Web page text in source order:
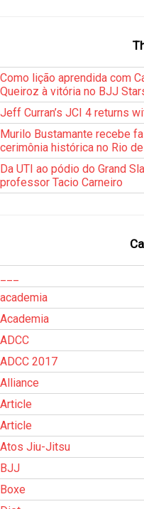
Como lição aprendida com
Queiroz à vitória no BJJ
Jeff Curran’s JCI 4 returns
Murilo Bustamante recebe
cerimônia histórica no Rio
Da UTI ao pódio do Grand
professor Tacio Carneiro
academia
Academia
ADCC
ADCC 2017
Alliance
Article
Article
Atos Jiu-Jitsu
BJJ
Boxe